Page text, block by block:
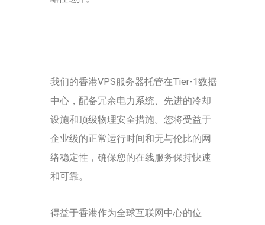
我们的香港VPS服务器托管在Tier-1数据
中心，配备冗余电力系统、先进的冷却
设施和顶级物理安全措施。您将受益于
企业级的正常运行时间和无与伦比的网
络稳定性，确保您的在线服务保持快速
和可靠。
得益于香港作为全球互联网中心的位